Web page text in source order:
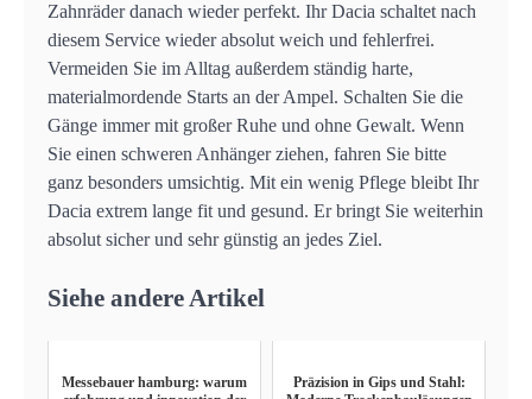
Zahnräder danach wieder perfekt. Ihr Dacia schaltet nach
diesem Service wieder absolut weich und fehlerfrei.
Vermeiden Sie im Alltag außerdem ständig harte,
materialmordende Starts an der Ampel. Schalten Sie die
Gänge immer mit großer Ruhe und ohne Gewalt. Wenn
Sie einen schweren Anhänger ziehen, fahren Sie bitte
ganz besonders umsichtig. Mit ein wenig Pflege bleibt Ihr
Dacia extrem lange fit und gesund. Er bringt Sie weiterhin
absolut sicher und sehr günstig an jedes Ziel.
Siehe andere Artikel
Messebauer hamburg: warum
Präzision in Gips und Stahl: